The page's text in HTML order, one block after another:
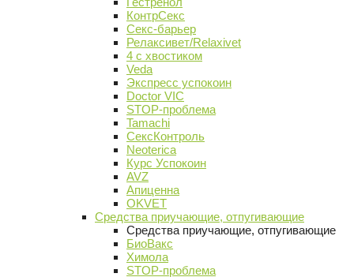
КонтрСекс
Секс-барьер
Релаксивет/Relaxivet
4 с хвостиком
Veda
Экспресс успокоин
Doctor VIC
STOP-проблема
Tamachi
СексКонтроль
Neoterica
Курс Успокоин
AVZ
Апиценна
OKVET
Средства приучающие, отпугивающие
Средства приучающие, отпугивающие
БиоВакс
Химола
STOP-проблема